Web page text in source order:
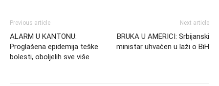
Previous article
ALARM U KANTONU:
Proglašena epidemija teške
bolesti, oboljelih sve više
Next article
BRUKA U AMERICI: Srbijanski
ministar uhvaćen u laži o BiH